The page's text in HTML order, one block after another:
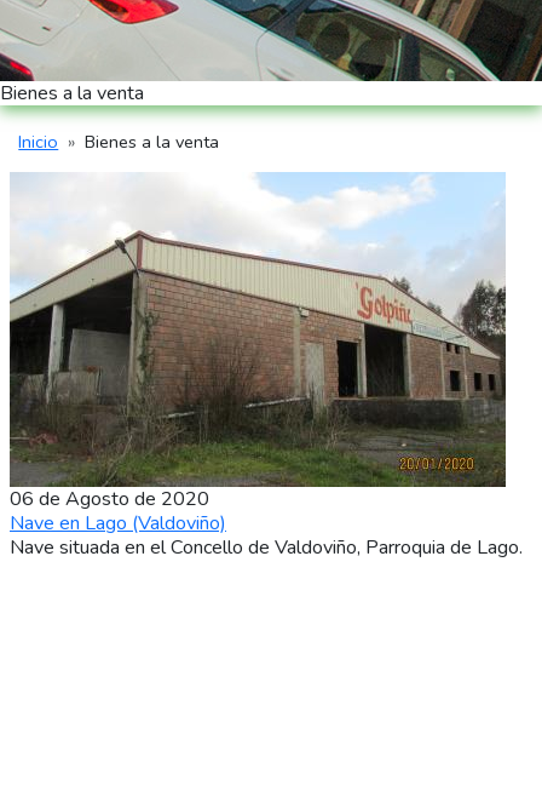
Bienes a la venta
Ruta de navegación
Inicio Bienes a la venta
06 de Agosto de 2020
Nave en Lago (Valdoviño)
Nave situada en el Concello de Valdoviño, Parroquia de Lago.